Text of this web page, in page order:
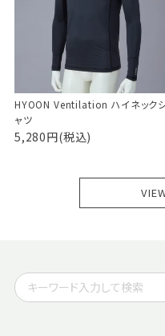
HYOON Ventilation ハイネック
ャツ
5,280円(税込)